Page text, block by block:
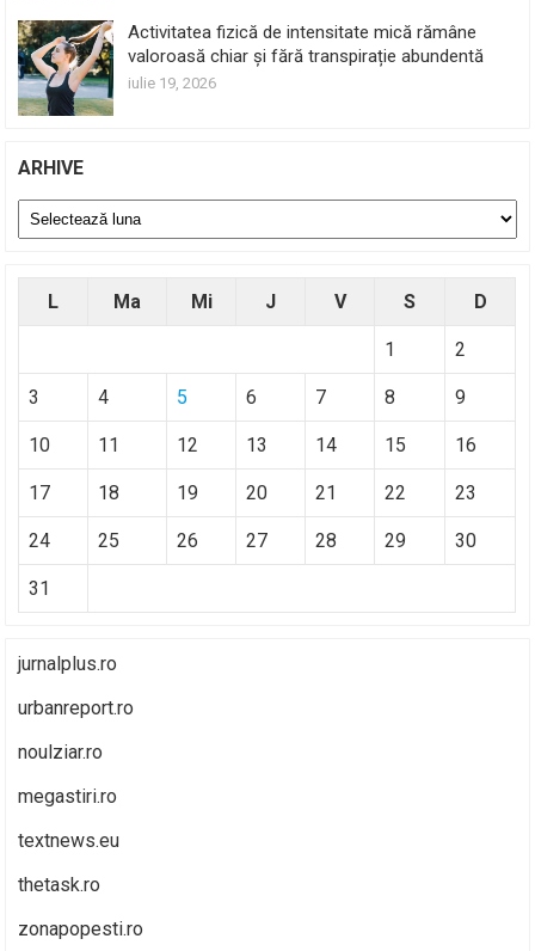
Activitatea fizică de intensitate mică rămâne
valoroasă chiar și fără transpirație abundentă
iulie 19, 2026
ARHIVE
Arhive
L Ma Mi J V S D
1 2
3 4 5 6 7 8 9
10 11 12 13 14 15 16
17 18 19 20 21 22 23
24 25 26 27 28 29 30
31
jurnalplus.ro
urbanreport.ro
noulziar.ro
megastiri.ro
textnews.eu
thetask.ro
zonapopesti.ro